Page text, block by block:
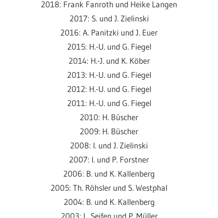
2018: Frank Fanroth und Heike Langen
2017: S. und J. Zielinski
2016: A. Panitzki und J. Euer
2015: H.-U. und G. Fiegel
2014: H.-J. und K. Köber
2013: H.-U. und G. Fiegel
2012: H.-U. und G. Fiegel
2011: H.-U. und G. Fiegel
2010: H. Büscher
2009: H. Büscher
2008: I. und J. Zielinski
2007: I. und P. Forstner
2006: B. und K. Kallenberg
2005: Th. Röhsler und S. Westphal
2004: B. und K. Kallenberg
2003: L. Seifen und P. Müller